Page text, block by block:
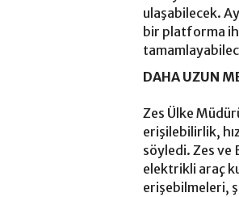
ulaşabilecek.
bir platforma
DAHA UZUN
Zes Ülke
erişilebilirlik,
söyledi. Zes ve
elektrikli araç
erişebilmeleri,